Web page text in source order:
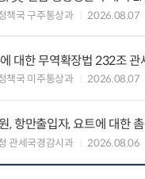
책국 구주통상과 2026.08.07
대한 무역확장법 232조 관
책국 미주통상과 2026.08.07
, 항만출입자, 요트에 대한
관세국경감시과 2026.08.06